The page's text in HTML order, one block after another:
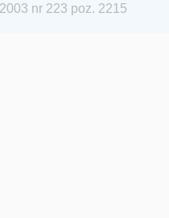
nr 223 poz. 2215